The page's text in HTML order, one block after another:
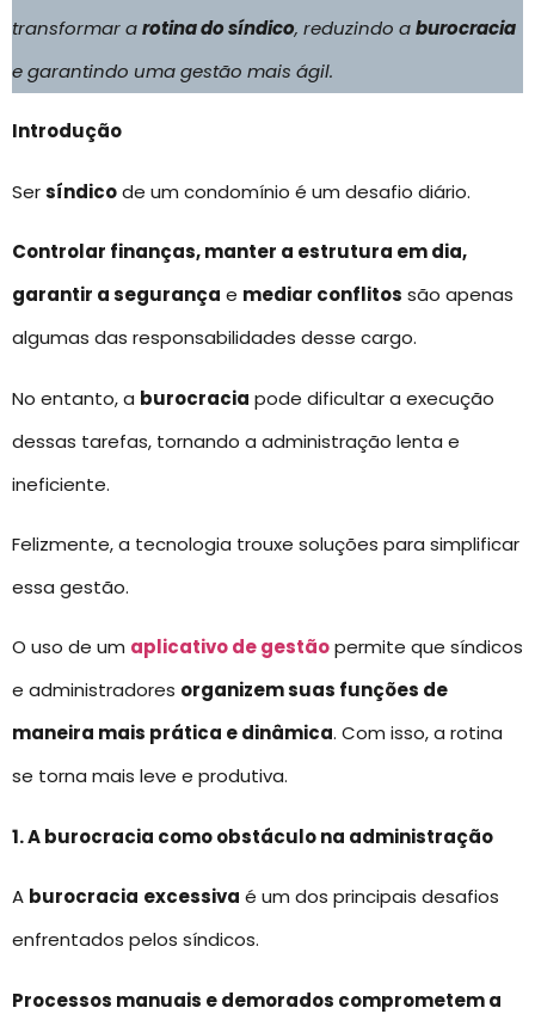
transformar arotina do síndico, reduzindo aburocracia
e garantindo uma gestão mais ágil.
Introdução
Sersíndicode um condomínio é um desafio diário.
Controlar finanças, manter a estrutura em dia,
garantir a segurança e mediar conflitos são apenas
algumas das responsabilidades desse cargo.
No entanto, a burocracia pode dificultar a execução
dessas tarefas, tornando a administração lenta e
ineficiente.
Felizmente, a tecnologia trouxe soluções para simplificar
essa gestão.
O uso de um aplicativo de gestãopermite que síndicos
e administradores organizem suas funções de
maneira mais prática e dinâmica. Com isso, a rotina
se torna mais leve e produtiva.
1. A burocracia como obstáculo na administração
A burocracia excessiva é um dos principais desafios
enfrentados pelos síndicos.
Processos manuais e demorados comprometem a